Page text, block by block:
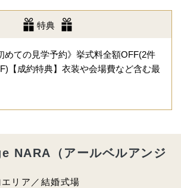
特典
めての見学予約》挙式料全額OFF(2件
【成約特典】衣装や会場費など含む最
リア／結婚式場
NARA（アールベルアンジ